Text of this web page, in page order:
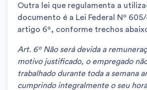
Outra lei que regulamenta a
documento é a Lei Federal Nº
artigo 6º, conforme trechos
Art. 6º Não será devida a
motivo justificado, o empregado
trabalhado durante toda a semana
cumprindo integralmente o seu